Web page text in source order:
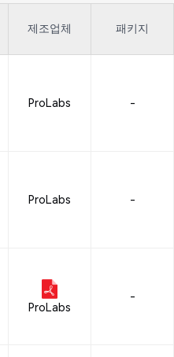
제조업체 패키지
ProLabs -
ProLabs -
ProLabs
-